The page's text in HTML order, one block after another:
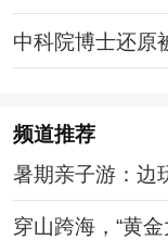
中科院博士还原
实版
频道推荐
暑期亲子游：边
穿山跨海，“黄